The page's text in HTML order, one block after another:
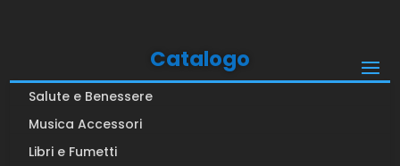
Catalogo
Salute e Benessere
Musica Accessori
Libri e Fumetti